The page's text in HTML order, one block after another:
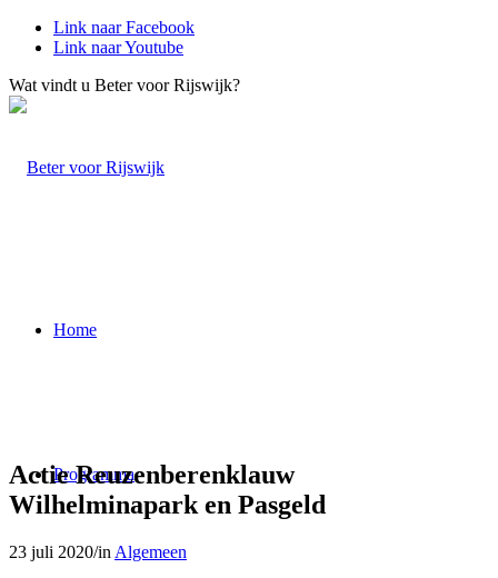
Link naar Facebook
Link naar Youtube
Wat vindt u Beter voor Rijswijk?
Home
Programma
Actie Reuzenberenklauw
Wilhelminapark en Pasgeld
23 juli 2020/in Algemeen